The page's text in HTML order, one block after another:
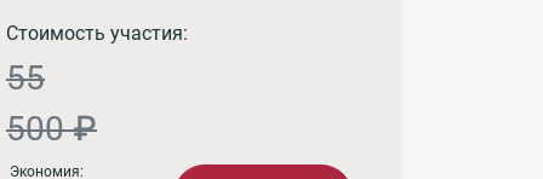
Стоимость участия:
55
500 ₽
Экономия: